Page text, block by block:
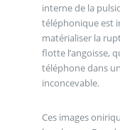
interne de la
téléphonique est
matérialiser la
flotte l’angoisse,
téléphone dans
inconcevable.
Ces images